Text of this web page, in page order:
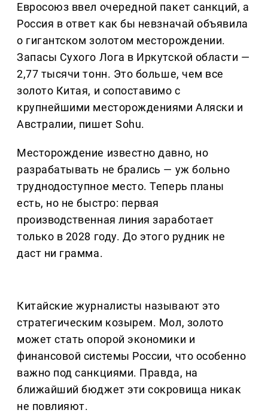
Евросоюз ввел очередной пакет санкций, а
Россия в ответ как бы невзначай объявила
о гигантском золотом месторождении.
Запасы Сухого Лога в Иркутской области —
2,77 тысячи тонн. Это больше, чем все
золото Китая, и сопоставимо с
крупнейшими месторождениями Аляски и
Австралии, пишет Sohu.
Месторождение известно давно, но
разрабатывать не брались — уж больно
труднодоступное место. Теперь планы
есть, но не быстро: первая
производственная линия заработает
только в 2028 году. До этого рудник не
даст ни грамма.
Китайские журналисты называют это
стратегическим козырем. Мол, золото
может стать опорой экономики и
финансовой системы России, что особенно
важно под санкциями. Правда, на
ближайший бюджет эти сокровища никак
не повлияют.